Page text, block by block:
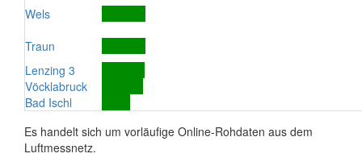
Wels
Traun
Lenzing 3
Vöcklabruck
Bad Ischl
Es handelt sich um vorläufige Online-Rohdaten aus dem
Luftmessnetz.